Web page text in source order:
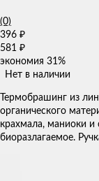
(0)
396 ₽
581 ₽
экономия 31%
Нет в наличии
Термобрашинг из
органического
крахмала, маниоки
биоразлагаемое.